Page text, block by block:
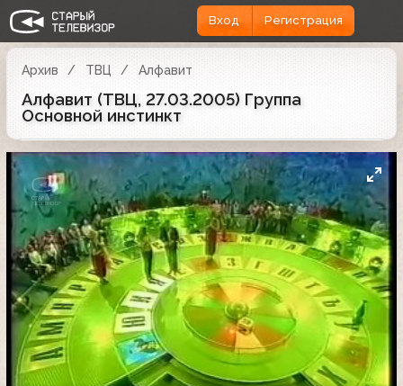
Вход Регистрация
Архив ТВЦ Алфавит
Алфавит (ТВЦ, 27.03.2005) Группа
Основной инстинкт